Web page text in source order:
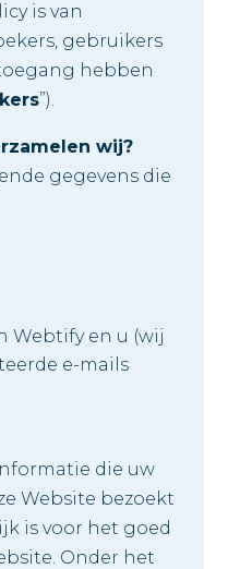
is van
gebruikers
hebben
”).
wij?
gegevens die
Webtify en u (wij
e-mails
die uw
Website bezoekt
is voor het goed
Onder het